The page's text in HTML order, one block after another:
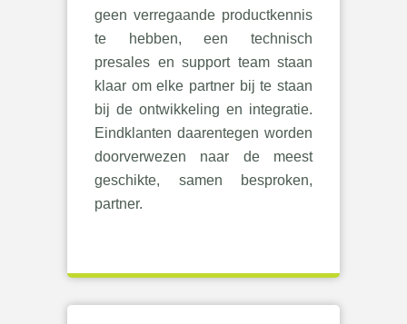
geen verregaande productkennis
te hebben, een technisch
presales en support team staan
klaar om elke partner bij te staan
bij de ontwikkeling en integratie.
Eindklanten daarentegen worden
doorverwezen naar de meest
geschikte, samen besproken,
partner.